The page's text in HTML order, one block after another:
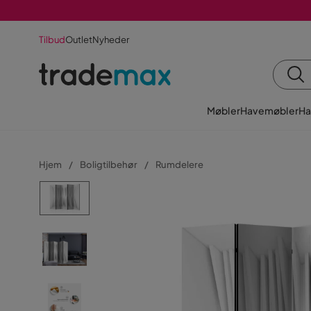
TilbudOutletNyheder
MøblerHavemøbler
Hjem Boligtilbehør Rumdelere